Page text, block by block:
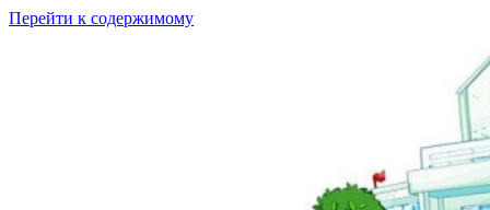
Перейти к содержимому